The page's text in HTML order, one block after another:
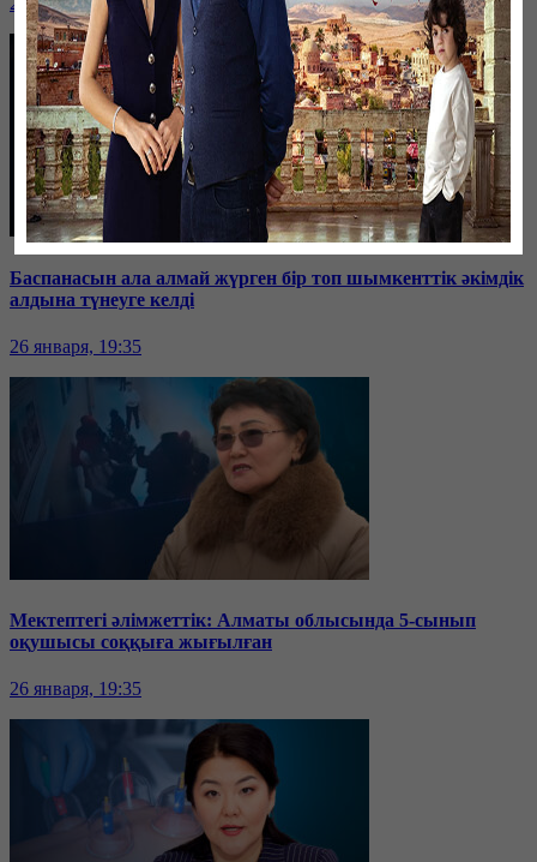
Баспанасын ала алмай жүрген бір топ шымкенттік әкімдік
алдына түнеуге келді
26 января, 19:35
Мектептегі әлімжеттік: Алматы облысында 5-сынып
оқушысы соққыға жығылған
26 января, 19:35